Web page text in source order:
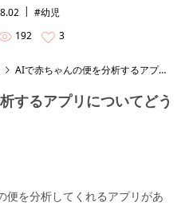
#幼児
192 3
AIで赤ちゃんの便を分析するアプリについてどう思いますか？
するアプリについてどう
便を分析してくれるアプリがあ